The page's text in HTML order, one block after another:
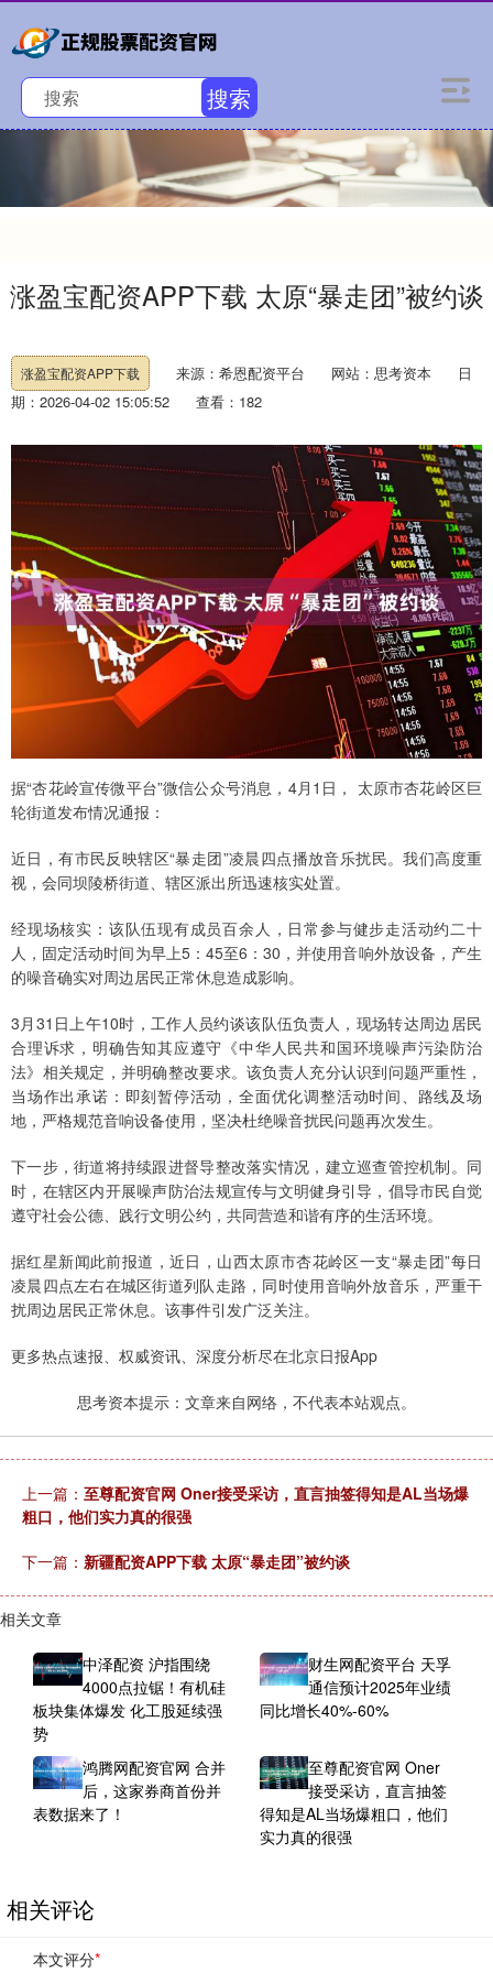
搜索
涨盈宝配资APP下载 太原“暴走团”被约谈
涨盈宝配资APP下载 来源：希恩配资平台 网站：思考资本
日
期：2026-04-02 15:05:52
查看：182
据“杏花岭宣传微平台”微信公众号消息，4月1日， 太原市杏花岭区巨
轮街道发布情况通报：
近日，有市民反映辖区“暴走团”凌晨四点播放音乐扰民。我们高度重
视，会同坝陵桥街道、辖区派出所迅速核实处置。
经现场核实：该队伍现有成员百余人，日常参与健步走活动约二十
人，固定活动时间为早上5：45至6：30，并使用音响外放设备，产生
的噪音确实对周边居民正常休息造成影响。
3月31日上午10时，工作人员约谈该队伍负责人，现场转达周边居民
合理诉求，明确告知其应遵守《中华人民共和国环境噪声污染防治
法》相关规定，并明确整改要求。该负责人充分认识到问题严重性，
当场作出承诺：即刻暂停活动，全面优化调整活动时间、路线及场
地，严格规范音响设备使用，坚决杜绝噪音扰民问题再次发生。
下一步，街道将持续跟进督导整改落实情况，建立巡查管控机制。同
时，在辖区内开展噪声防治法规宣传与文明健身引导，倡导市民自觉
遵守社会公德、践行文明公约，共同营造和谐有序的生活环境。
据红星新闻此前报道，近日，山西太原市杏花岭区一支“暴走团”每日
凌晨四点左右在城区街道列队走路，同时使用音响外放音乐，严重干
扰周边居民正常休息。该事件引发广泛关注。
更多热点速报、权威资讯、深度分析尽在北京日报App
思考资本提示：文章来自网络，不代表本站观点。
上一篇： 至尊配资官网 Oner接受采访，直言抽签得知是AL当场爆
粗口，他们实力真的很强
下一篇： 新疆配资APP下载 太原“暴走团”被约谈
相关文章
中泽配资 沪指围绕
4000点拉锯！有机硅
板块集体爆发 化工股延续强
势
财生网配资平台 天孚
通信预计2025年业绩
同比增长40%-60%
鸿腾网配资官网 合并
后，这家券商首份并
表数据来了！
至尊配资官网 Oner
接受采访，直言抽签
得知是AL当场爆粗口，他们
实力真的很强
相关评论
本文评分*